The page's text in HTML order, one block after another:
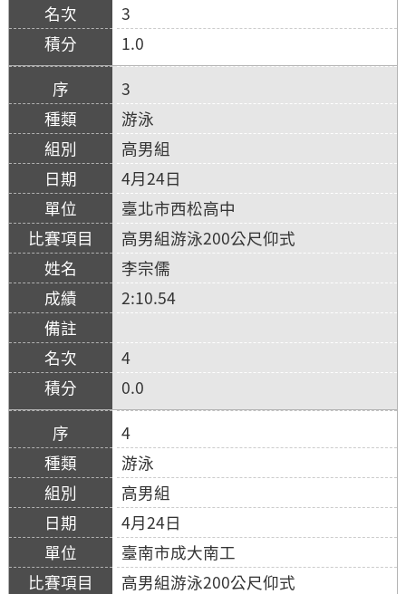
3
1.0
3
游泳
高男組
4月24日
臺北市西松高中
高男組游泳200公尺仰式
李宗儒
2:10.54
4
0.0
4
游泳
高男組
4月24日
臺南市成大南工
高男組游泳200公尺仰式